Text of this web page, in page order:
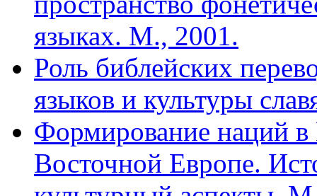
языках. М., 2001.
Роль библейских
языков и культуры
Формирование наций
Восточной Европе.